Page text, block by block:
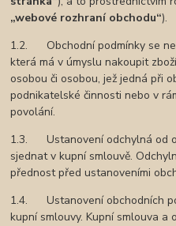
„webové rozhraní obchodu“).
1.2. Obchodní podmínky se
která má v úmyslu nakoupit
osobou či osobou, jež jedná při
podnikatelské činnosti nebo v
povolání.
1.3. Ustanovení odchylná od
sjednat v kupní smlouvě.
přednost před ustanoveními
1.4. Ustanovení obchodních
kupní smlouvy. Kupní smlouva a